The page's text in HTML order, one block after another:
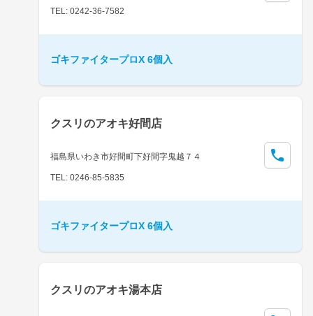
TEL: 0242-36-7582
ゴキファイタープロX 6個入
クスリのアオキ好間店
福島県いわき市好間町下好間字鬼越７４
TEL: 0246-85-5835
ゴキファイタープロX 6個入
クスリのアオキ湯本店